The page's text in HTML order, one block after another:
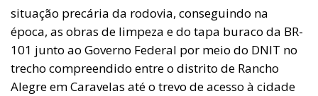
situação precária da rodovia, conseguindo na
época, as obras de limpeza e do tapa buraco da BR-
101 junto ao Governo Federal por meio do DNIT no
trecho compreendido entre o distrito de Rancho
Alegre em Caravelas até o trevo de acesso à cidade